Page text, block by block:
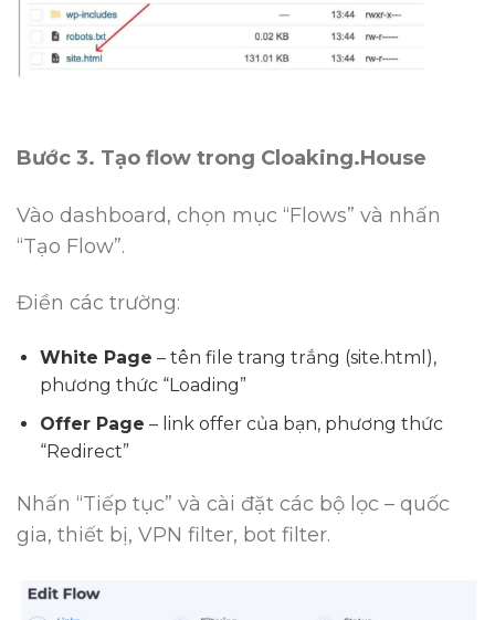
Bước 3. Tạo flow trong Cloaking.House
Vào dashboard, chọn mục “Flows” và nhấn
“Tạo Flow”.
Điền các trường:
White Page – tên file trang trắng (site.html ),
phương thức “Loading”
Offer Page – link offer của bạn, phương thức
“Redirect”
Nhấn “Tiếp tục” và cài đặt các bộ lọc – quốc
gia, thiết bị, VPN filter, bot filter.